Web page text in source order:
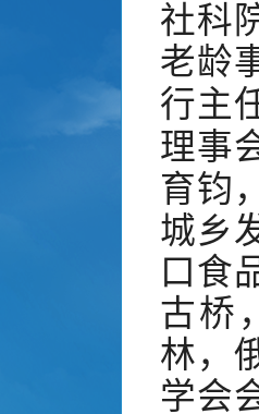
社科
老龄
行主
理事
育钧
城乡
口食
古桥
林，
学会